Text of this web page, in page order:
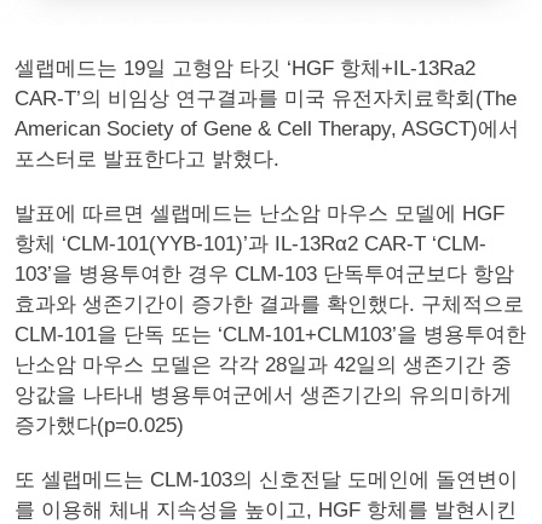
셀랩메드는 19일 고형암 타깃 ‘HGF 항체+IL-13Ra2
CAR-T’의 비임상 연구결과를 미국 유전자치료학회(The
American Society of Gene & Cell Therapy, ASGCT)에서
포스터로 발표한다고 밝혔다.
발표에 따르면 셀랩메드는 난소암 마우스 모델에 HGF
항체 ‘CLM-101(YYB-101)’과 IL-13Rα2 CAR-T ‘CLM-
103’을 병용투여한 경우 CLM-103 단독투여군보다 항암
효과와 생존기간이 증가한 결과를 확인했다. 구체적으로
CLM-101을 단독 또는 ‘CLM-101+CLM103’을 병용투여한
난소암 마우스 모델은 각각 28일과 42일의 생존기간 중
앙값을 나타내 병용투여군에서 생존기간의 유의미하게
증가했다(p=0.025)
또 셀랩메드는 CLM-103의 신호전달 도메인에 돌연변이
를 이용해 체내 지속성을 높이고, HGF 항체를 발현시킨